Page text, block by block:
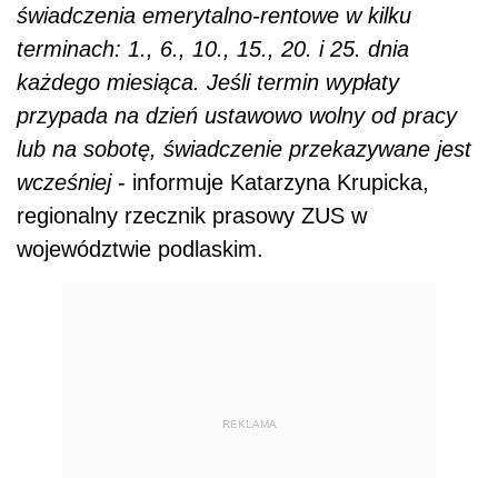
świadczenia emerytalno-rentowe w kilku
terminach: 1., 6., 10., 15., 20. i 25. dnia
każdego miesiąca. Jeśli termin wypłaty
przypada na dzień ustawowo wolny od pracy
lub na sobotę, świadczenie przekazywane jest
wcześniej- informuje Katarzyna Krupicka,
regionalny rzecznik prasowy ZUS w
województwie podlaskim.
REKLAMA